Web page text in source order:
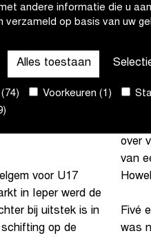
andere informatie die u
verzameld op basis van uw
Alles toestaan
Voorkeuren (1)
van Gent-
in een sprint
voor U17
in Ieper werd de
bij uitstek is in
op de
Het
een
over
van
Fivé
was